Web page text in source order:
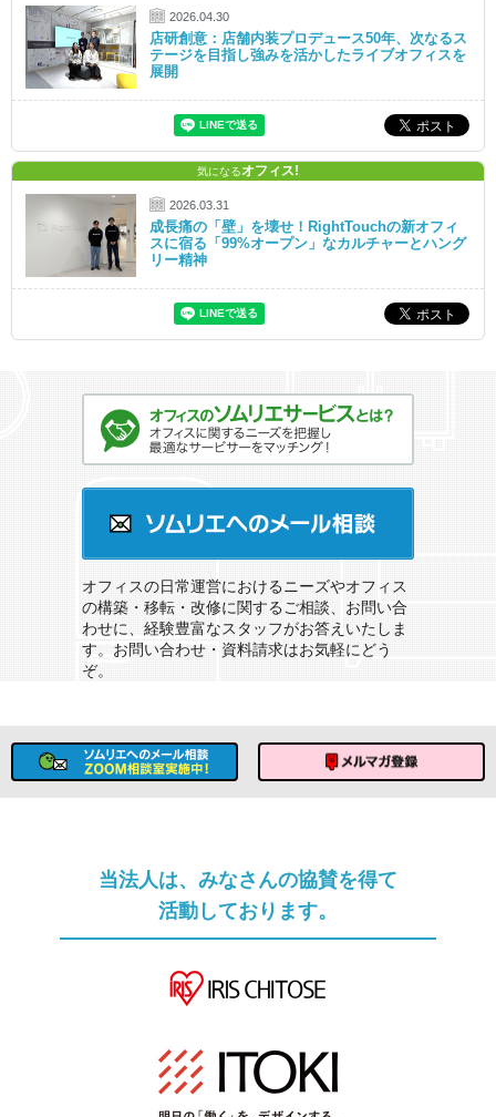
2026.04.30
店研創意：店舗内装プロデュース50年、次なるス
テージを目指し強みを活かしたライブオフィスを
展開
気になるオフィス!
2026.03.31
成長痛の「壁」を壊せ！RightTouchの新オフィ
スに宿る「99%オープン」なカルチャーとハング
リー精神
オフィスの日常運営におけるニーズやオフィス
の構築・移転・改修に関するご相談、お問い合
わせに、経験豊富なスタッフがお答えいたしま
す。お問い合わせ・資料請求はお気軽にどう
ぞ。
当法人は、みなさんの協賛を得て
活動しております。